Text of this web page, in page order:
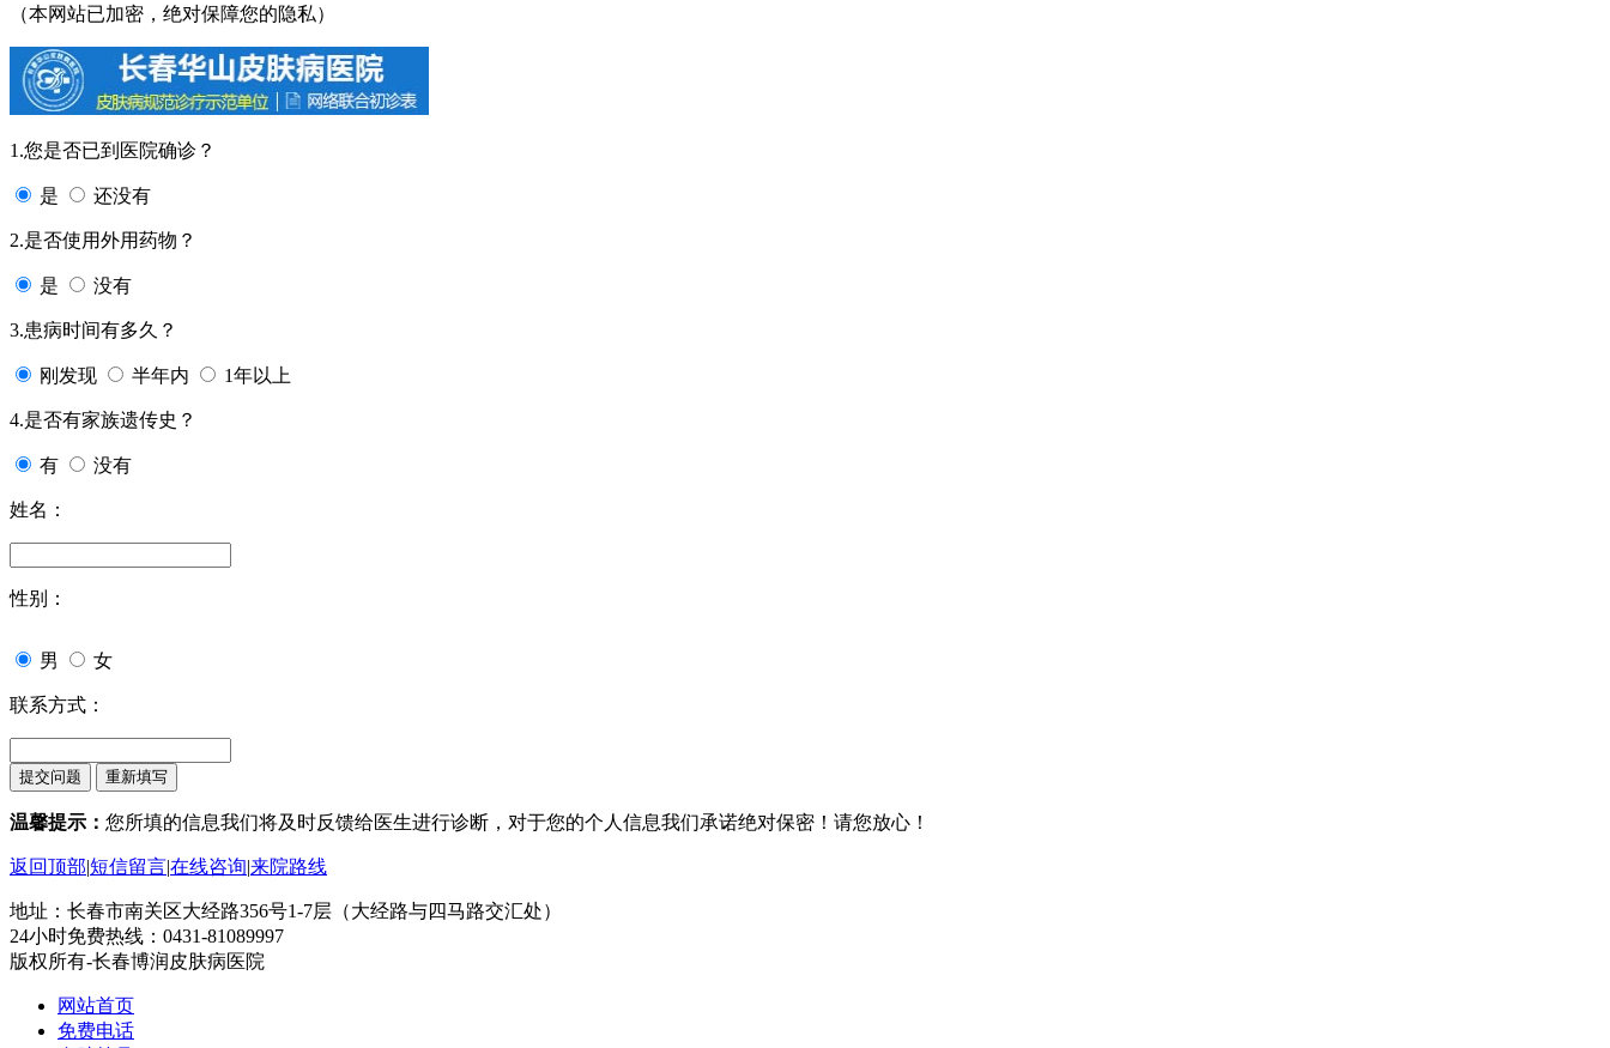
（本网站已加密，绝对保障您的隐私）
1.您是否已到医院确诊？
是 还没有
2.是否使用外用药物？
是 没有
3.患病时间有多久？
刚发现 半年内 1年以上
4.是否有家族遗传史？
有 没有
姓名：
性别：
男 女
联系方式：
温馨提示： 您所填的信息我们将及时反馈给医生进行诊断，对于您的个人信息我们承诺绝对保密！请您放心！
返回顶部|短信留言|在线咨询|来院路线
地址：长春市南关区大经路356号1-7层（大经路与四马路交汇处）
24小时免费热线：0431-81089997
版权所有-长春博润皮肤病医院
网站首页
免费电话